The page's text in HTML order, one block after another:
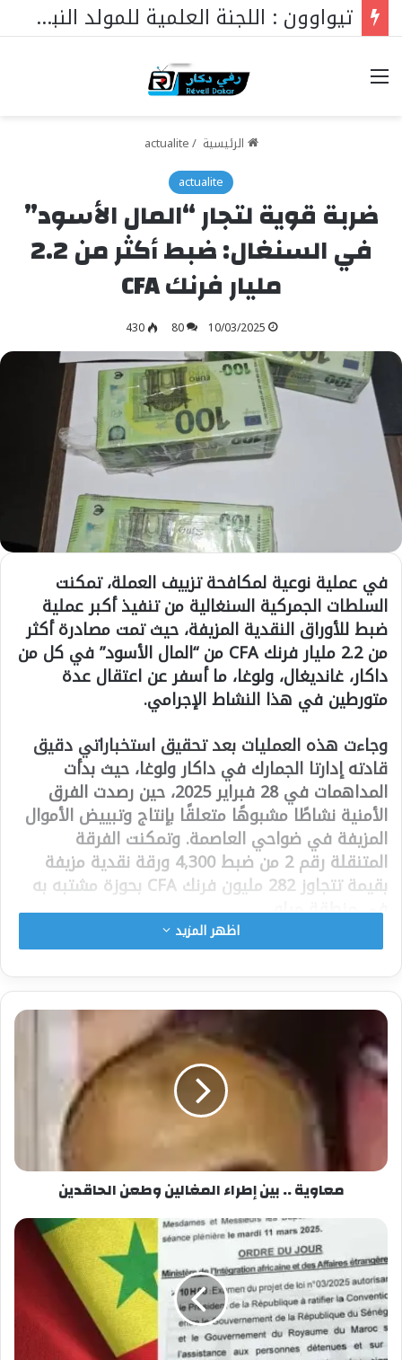
تيواوون : اللجنة العلمية للمولد النبوي تكشف الموضوع الرئيسي هذا العام
خيارات
الرئيسية /
actualite
actualite
ضربة قوية لتجار “المال الأسود”
في السنغال: ضبط أكثر من 2.2
مليار فرنك CFA
10/03/2025
80
430
في عملية نوعية لمكافحة تزييف العملة، تمكنت
السلطات الجمركية السنغالية من تنفيذ أكبر عملية
ضبط للأوراق النقدية المزيفة، حيث تمت مصادرة أكثر
من 2.2 مليار فرنك CFA من “المال الأسود” في كل من
داكار، غانديغال، ولوغا، ما أسفر عن اعتقال عدة
متورطين في هذا النشاط الإجرامي.
وجاءت هذه العمليات بعد تحقيق استخباراتي دقيق
قادته إدارتا الجمارك في داكار ولوغا، حيث بدأت
المداهمات في 28 فبراير 2025، حين رصدت الفرق
الأمنية نشاطًا مشبوهًا متعلقًا بإنتاج وتبييض الأموال
المزيفة في ضواحي العاصمة. وتمكنت الفرقة
المتنقلة رقم 2 من ضبط 4,300 ورقة نقدية مزيفة
بقيمة تتجاوز 282 مليون فرنك CFA بحوزة مشتبه به
في منطقة مباو.
وفي 2 مارس، تمكنت الجمارك من القبض على
شخصين آخرين في غانديغال، كانا بحوزتهما 1.9 مليار
فرنك CFA من الأوراق المزورة، فيما تم إيقاف مشتبه
ورقة نقدية فئة 100 دولار، بعد تبييضها، بقيمة تقدر
بأكثر من 34 مليون فرنك CFA.
وقد تم إحالة المشتبه بهم الأربعة إلى النيابة المالية،
بينما تواصل السلطات تحقيقاتها للكشف عن أي
شبكات إجرامية أخرى مرتبطة بهذا النشاط. وتؤكد
هذه العملية الكبرى التزام الجمارك السنغالية
بمكافحة الجرائم المالية والتصدي لعمليات الاحتيال
شارك هذا الموضوع:
فيس بوك X
اظهر المزيد
معاوية .. بين إطراء المغالين وطعن الحاقدين